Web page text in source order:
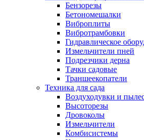
Бензорезы
Бетономешалки
Виброплиты
Вибротрамбовки
Гидравлическое
Измельчители пней
Подрезчики дерна
Тачки садовые
Траншеекопатели
Техника для сада
Воздуходувки и
Высоторезы
Дровоколы
Измельчители
Комбисистемы